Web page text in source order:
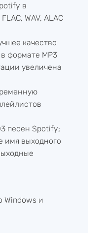
в
WAV, ALAC
качество
формате MP3
увеличена
песен Spotify;
имя выходного
Windows и